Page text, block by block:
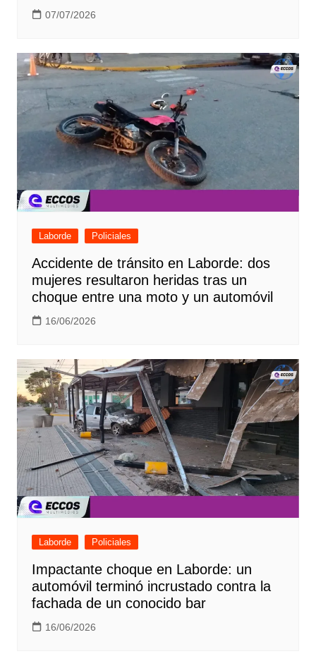
07/07/2026
Laborde Policiales
Accidente de tránsito en Laborde: dos
mujeres resultaron heridas tras un
choque entre una moto y un automóvil
16/06/2026
Laborde Policiales
Impactante choque en Laborde: un
automóvil terminó incrustado contra la
fachada de un conocido bar
16/06/2026